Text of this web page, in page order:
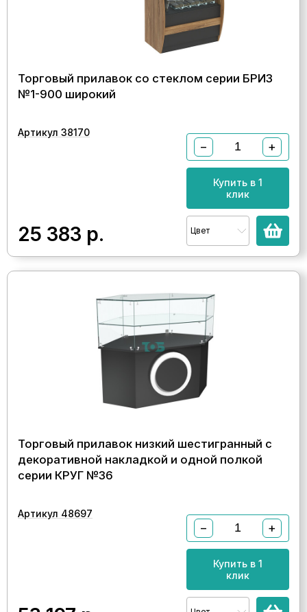
Торговый прилавок со стеклом серии БРИЗ
№1-900 широкий
Артикул 38170
25 383 р.
− +
Купить в 1
клик
Цвет
Торговый прилавок низкий шестигранный с
декоративной накладкой и одной полкой
серии КРУГ №36
Артикул 48697
− +
Купить в 1
клик